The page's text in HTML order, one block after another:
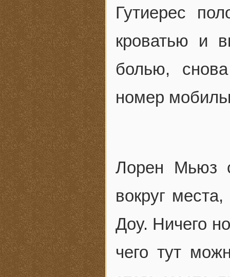
Гутиерес
кроватью и
болью,
номер
Лорен Мьюз
вокруг
Доу. Ничего
чего тут